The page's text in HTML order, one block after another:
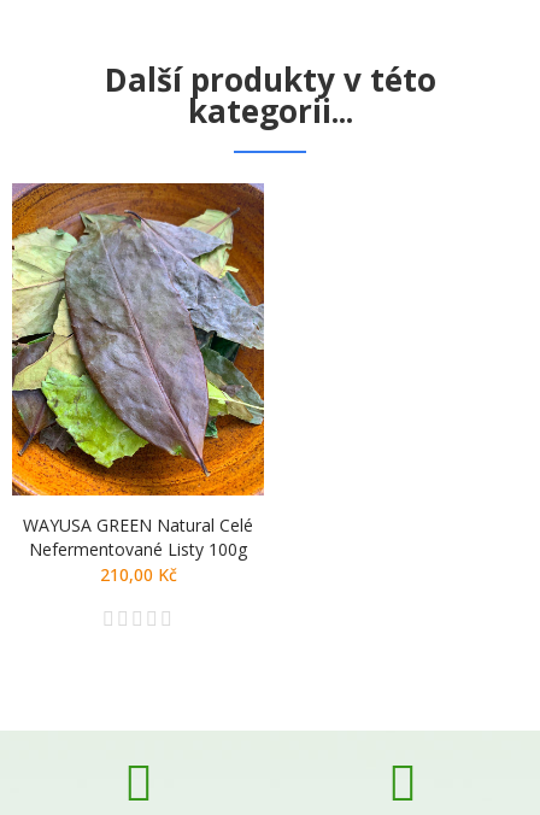
Další produkty v této
kategorii...
WAYUSA GREEN Natural Celé
Nefermentované Listy 100g
210,00 Kč